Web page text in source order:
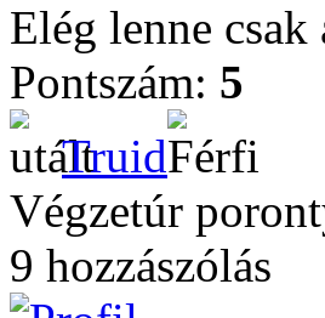
Elég lenne
Pontszám: 5
Truid
Végzetúr
9 hozzászólás